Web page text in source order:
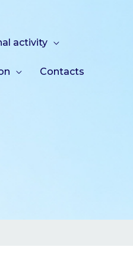
activity
Contacts